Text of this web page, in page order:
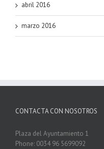
abril 2016
marzo 2016
CONTACTA CON NOSOTROS
Plaza del Ayuntamiento 1
Phone: 0034 96 5699092